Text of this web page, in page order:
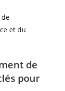
et du
de
pour